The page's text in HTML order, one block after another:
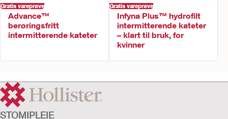
Gratis vareprøve
Advance™
berøringsfritt
intermitterende kateter
Gratis vareprøve
Infyna Plus™ hydrofilt
intermitterende kateter
– klart til bruk, for
kvinner
STOMIPLEIE